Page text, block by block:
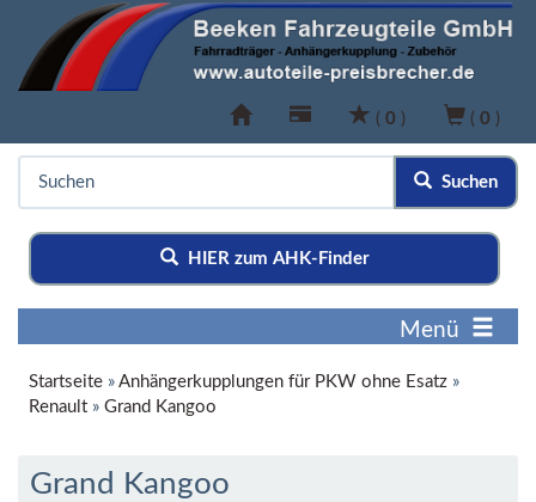
( 0 ) ( 0 )
Suchen
HIER zum AHK-Finder
Menü
Startseite » Anhängerkupplungen für PKW ohne Esatz »
Renault » Grand Kangoo
Grand Kangoo